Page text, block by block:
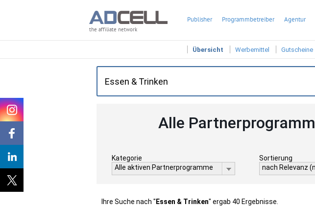
the affiliate network
Publisher Programmbetreiber Agentur
Übersicht Werbemittel Gutscheine
Alle
Kategorie
Alle aktiven Partnerprogramme
Sortierung
nach Relevanz
Ihre Suche nach " Essen & Trinken" ergab 40 Ergebnisse.